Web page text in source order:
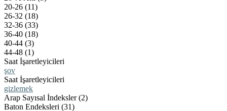
20-26 (11)
26-32 (18)
32-36 (33)
36-40 (18)
40-44 (3)
44-48 (1)
Saat İşaretleyicileri
şov
Saat İşaretleyicileri
gizlemek
Arap Sayısal İndeksler (2)
Baton Endeksleri (31)